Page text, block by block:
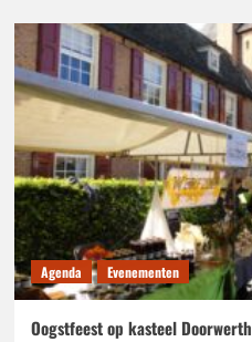
Agenda Evenementen
Oogstfeest op kasteel Doorwerth